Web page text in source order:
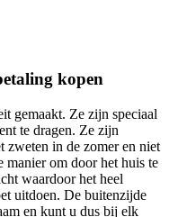
kopen
gemaakt. Ze zijn speciaal
te dragen. Ze zijn
zweten in de zomer en niet
om door het huis te
waardoor het heel
uitdoen. De buitenzijde
en kunt u dus bij elk